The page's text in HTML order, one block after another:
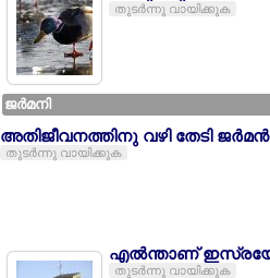
തുടര്‍ന്നു വായിക്കുക
ജര്‍മനി
അതിജീവനത്തിനു വഴി തേടി
തുടര്‍ന്നു വായിക്കുക
എല്‍ന്താണ്
തുടര്‍ന്നു വായിക്കുക